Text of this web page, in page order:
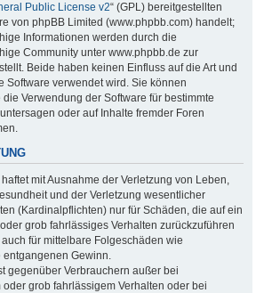
Public License v2“ (GPL) bereitgestellten
von phpBB Limited (www.phpbb.com) handelt;
Informationen werden durch die
Community unter www.phpbb.de zur
Beide haben keinen Einfluss auf die Art und
Software verwendet wird. Sie können
Verwendung der Software für bestimmte
oder auf Inhalte fremder Foren
mit Ausnahme der Verletzung von Leben,
und der Verletzung wesentlicher
(Kardinalpflichten) nur für Schäden, die auf ein
grob fahrlässiges Verhalten zurückzuführen
für mittelbare Folgeschäden wie
Gewinn.
gegenüber Verbrauchern außer bei
oder grob fahrlässigem Verhalten oder bei